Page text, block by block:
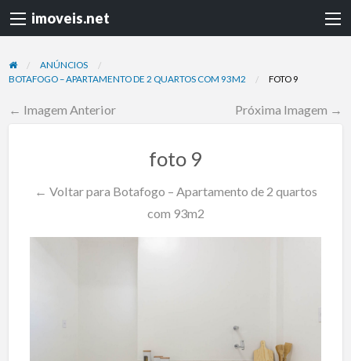
imoveis.net
ANÚNCIOS
BOTAFOGO – APARTAMENTO DE 2 QUARTOS COM 93M2
FOTO 9
← Imagem Anterior Próxima Imagem →
foto 9
← Voltar para Botafogo – Apartamento de 2 quartos
com 93m2